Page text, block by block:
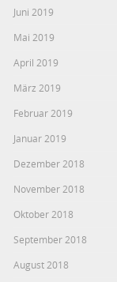
Juni 2019
Mai 2019
April 2019
März 2019
Februar 2019
Januar 2019
Dezember 2018
November 2018
Oktober 2018
September 2018
August 2018